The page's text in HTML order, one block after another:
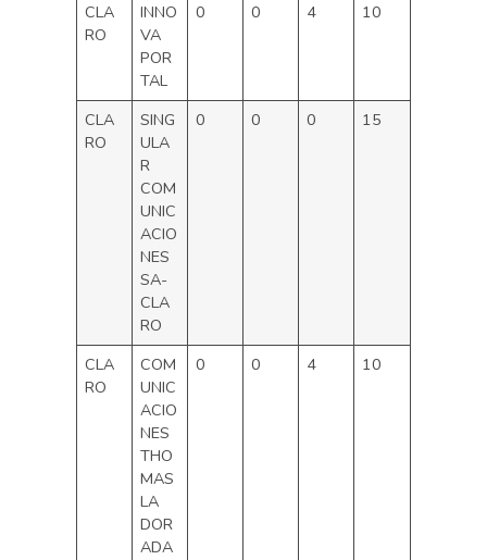
CLA
RO
INNO
VA
POR
TAL
0 0 4 10
CLA
RO
SING
ULA
R
COM
UNIC
ACIO
NES
SA-
CLA
RO
0 0 0 15
CLA
RO
COM
UNIC
ACIO
NES
THO
MAS
LA
DOR
ADA
0 0 4 10